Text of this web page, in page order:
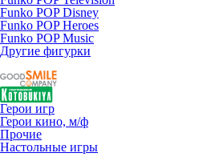
Funko POP Disney
Funko POP Heroes
Funko POP Music
Другие фигурки
Герои игр
Герои кино, м/ф
Прочие
Настольные игры